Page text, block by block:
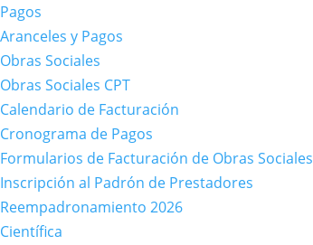
Pagos
Aranceles y Pagos
Obras Sociales
Obras Sociales CPT
Calendario de Facturación
Cronograma de Pagos
Formularios de Facturación de Obras Sociales
Inscripción al Padrón de Prestadores
Reempadronamiento 2026
Científica